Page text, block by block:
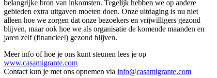
belangrijke bron van inkomsten. Tegelijk hebben we op andere
gebieden extra uitgaven moeten doen. Onze uitdaging is nu niet
alleen hoe we zorgen dat onze bezoekers en vrijwilligers gezond
blijven, maar ook hoe we als organisatie de komende maanden en
jaren zelf (financieel) gezond blijven.
Meer info of hoe je ons kunt steunen lees je op
www.casamigrante.com
Contact kun je met ons opnemen via info@casamigrante.com